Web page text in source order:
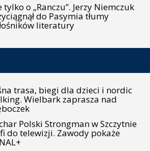
tylko o „Ranczu”. Jerzy Niemczuk
do Pasymia tłumy
literatury
trasa, biegi dla dzieci i nordic
Wielbark zaprasza nad
Polski Strongman w Szczytnie
do telewizji. Zawody pokaże